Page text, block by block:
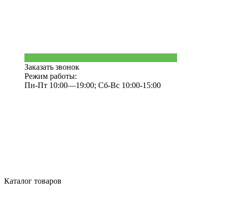
Заказать звонок
Режим работы:
Пн-Пт 10:00—19:00; Сб-Вс 10:00-15:00
Каталог товаров